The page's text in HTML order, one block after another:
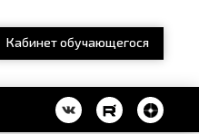
Кабинет обучающегося